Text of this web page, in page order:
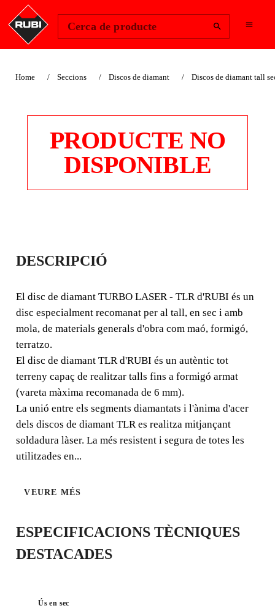
Cerca de producte
Home Seccions Discos de diamant Discos de diamant tall
PRODUCTE NO
DISPONIBLE
DISC DIAMANT
GENERAL OBRA
TURBO LASER - TLR
El disc de diamant TURBO LASER - TLR d'RUBI és un
disc especialment recomanat per al tall, en sec i amb
mola, de materials generals d'obra com maó, formigó,
terratzo.
DESCRIPCIÓ
El disc de diamant TURBO LASER - TLR d'RUBI és un
disc especialment recomanat per al tall, en sec i amb
mola, de materials generals d'obra com maó, formigó,
terratzo.
El disc de diamant TLR d'RUBI és un autèntic tot
terreny capaç de realitzar talls fins a formigó armat
(vareta màxima recomanada de 6 mm).
La unió entre els segments diamantats i l'ànima d'acer
dels discos de diamant TLR es realitza mitjançant
soldadura làser. La més resistent i segura de totes les
utilitzades en...
VEURE MÉS
ESPECIFICACIONS TÈCNIQUES
DESTACADES
Ús en sec